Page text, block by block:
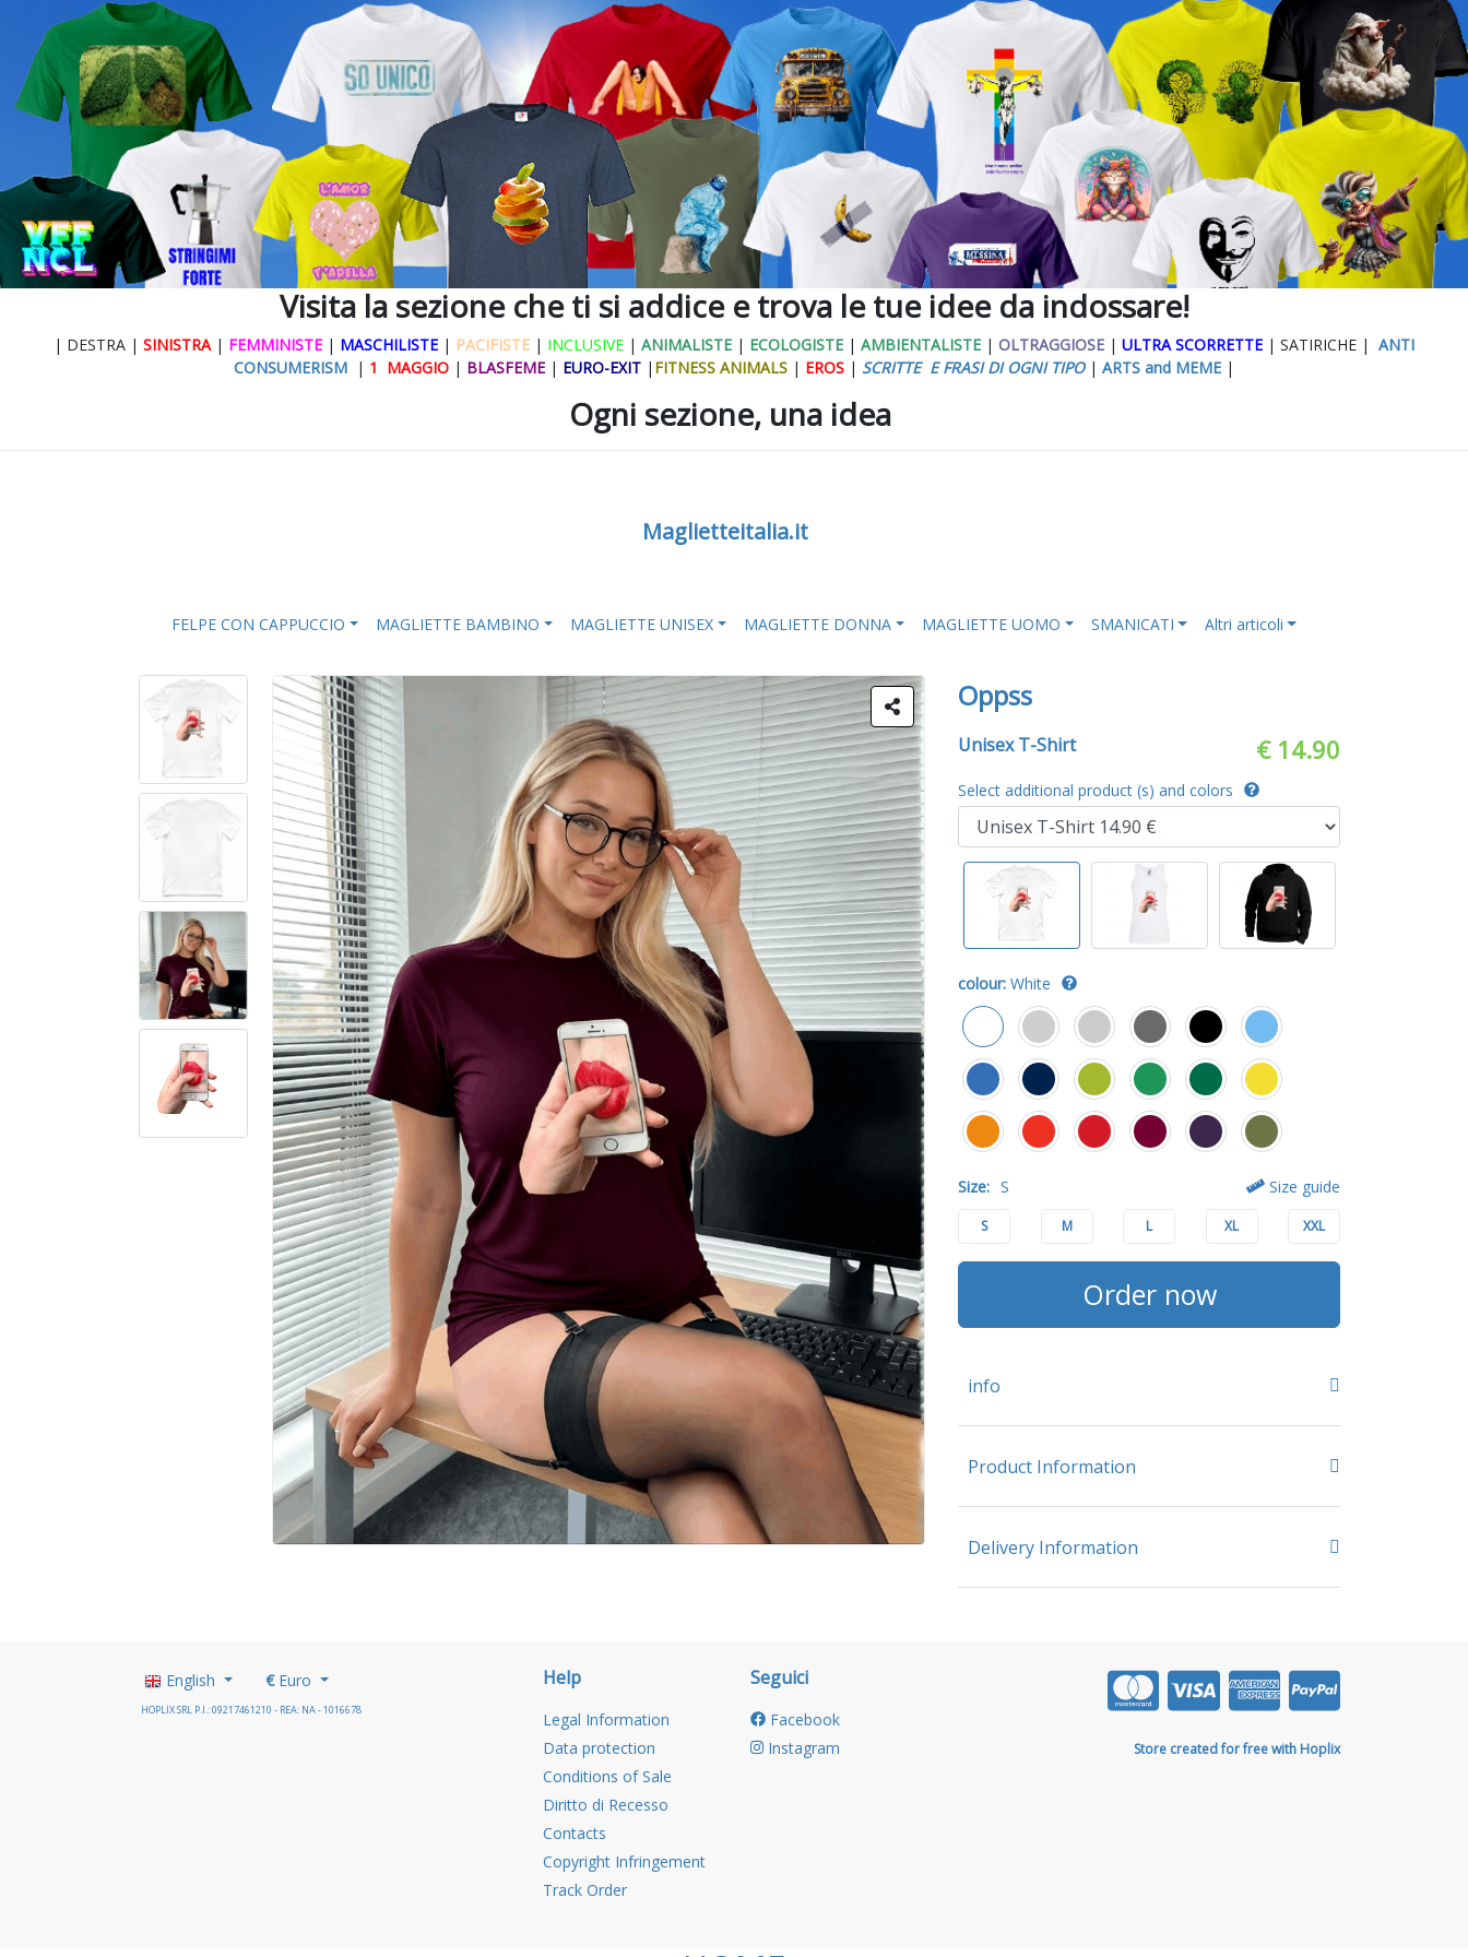
Visita la sezione che ti si addice e trova le tue idee da indossare!
| DESTRA | SINISTRA | FEMMINISTE | MASCHILISTE | PACIFISTE | INCLUSIVE | ANIMALISTE | ECOLOGISTE | AMBIENTALISTE | OLTRAGGIOSE | ULTRA SCORRETTE | SATIRICHE | ANTI
CONSUMERISM | 1 MAGGIO | BLASFEME | EURO-EXIT | FITNESS ANIMALS | EROS | SCRITTE E FRASI DI OGNI TIPO | ARTS and MEME |
Ogni sezione, una idea
Maglietteitalia.it
FELPE CON CAPPUCCIO MAGLIETTE BAMBINO MAGLIETTE UNISEX MAGLIETTE DONNA MAGLIETTE UOMO SMANICATI Altri articoli
Oppss
Unisex T-Shirt € 14.90
Select additional product (s) and colors
colour: White
Size: S Size guide
S M L XL XXL
Order now
info
Product Information
Delivery Information
English €Euro
HOPLIX SRL P.I.: 09217461210 - REA: NA - 1016678
Help
Legal Information
Data protection
Conditions of Sale
Diritto di Recesso
Contacts
Copyright Infringement
Track Order
Seguici
Facebook
Instagram
Store created for free with Hoplix